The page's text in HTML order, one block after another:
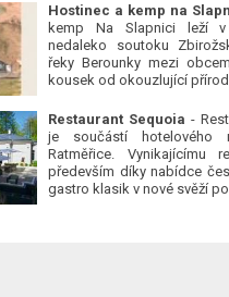
Hostinec a kemp na
kemp Na Slapnici leží
nedaleko soutoku
řeky Berounky mezi
kousek od okouzlující
Restaurant Sequoia -
je součástí hotelového
Ratměřice. Vynikajícímu
především díky nabídce
gastro klasik v nové svěží